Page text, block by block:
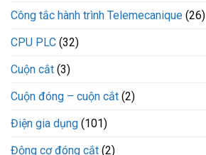
Công tắc hành trình Telemecanique (26)
CPU PLC (32)
Cuộn cắt (3)
Cuộn đóng – cuộn cắt (2)
Điện gia dụng (101)
Động cơ đóng cắt (2)